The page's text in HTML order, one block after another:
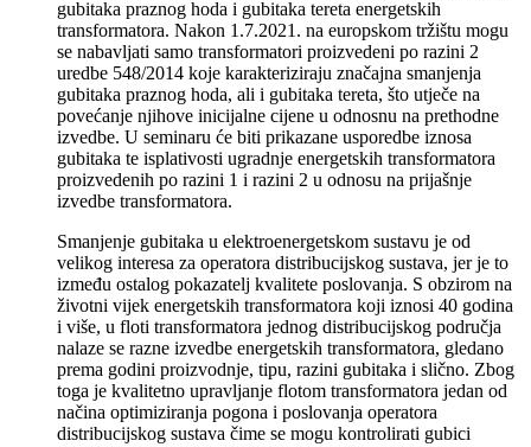
gubitaka praznog hoda i gubitaka tereta energetskih
transformatora. Nakon 1.7.2021. na europskom tržištu mogu
se nabavljati samo transformatori proizvedeni po razini 2
uredbe 548/2014 koje karakteriziraju značajna smanjenja
gubitaka praznog hoda, ali i gubitaka tereta, što utječe na
povećanje njihove inicijalne cijene u odnosnu na prethodne
izvedbe. U seminaru će biti prikazane usporedbe iznosa
gubitaka te isplativosti ugradnje energetskih transformatora
proizvedenih po razini 1 i razini 2 u odnosu na prijašnje
izvedbe transformatora.
Smanjenje gubitaka u elektroenergetskom sustavu je od
velikog interesa za operatora distribucijskog sustava, jer je to
između ostalog pokazatelj kvalitete poslovanja. S obzirom na
životni vijek energetskih transformatora koji iznosi 40 godina
i više, u floti transformatora jednog distribucijskog područja
nalaze se razne izvedbe energetskih transformatora, gledano
prema godini proizvodnje, tipu, razini gubitaka i slično. Zbog
toga je kvalitetno upravljanje flotom transformatora jedan od
načina optimiziranja pogona i poslovanja operatora
distribucijskog sustava čime se mogu kontrolirati gubici